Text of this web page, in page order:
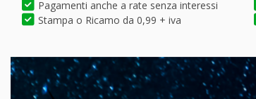
Pagamenti anche a rate senza interessi
Stampa o Ricamo da 0,99 + iva